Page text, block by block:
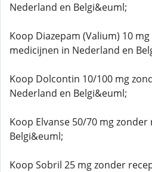
Nederland en Belgi&euml;
Koop Diazepam (Valium) 10
medicijnen in Nederland en
Koop Dolcontin 10/100 mg
Nederland en Belgi&euml;
Koop Elvanse 50/70 mg
Belgi&euml;
Koop Sobril 25 mg zonder